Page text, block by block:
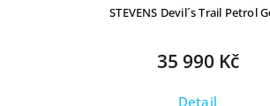
STEVENS Devil´s Trail Petrol
35 990 Kč
Detail